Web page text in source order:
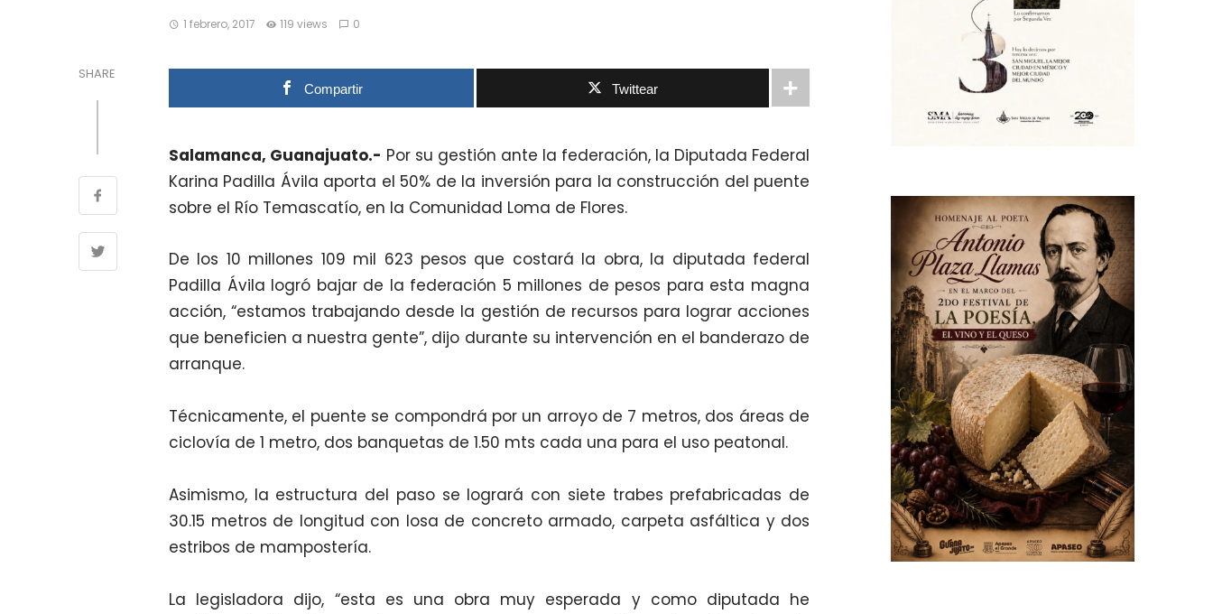
1 febrero, 2017 119 views 0
SHARE
Compartir Twittear
Salamanca, Guanajuato.- Por su gestión ante la federación, la Diputada Federal
Karina Padilla Ávila aporta el 50% de la inversión para la construcción del puente
sobre el Río Temascatío, en la Comunidad Loma de Flores.
De los 10 millones 109 mil 623 pesos que costará la obra, la diputada federal
Padilla Ávila logró bajar de la federación 5 millones de pesos para esta magna
acción, “estamos trabajando desde la gestión de recursos para lograr acciones
que beneficien a nuestra gente”, dijo durante su intervención en el banderazo de
arranque.
Técnicamente, el puente se compondrá por un arroyo de 7 metros, dos áreas de
ciclovía de 1 metro, dos banquetas de 1.50 mts cada una para el uso peatonal.
Asimismo, la estructura del paso se logrará con siete trabes prefabricadas de
30.15 metros de longitud con losa de concreto armado, carpeta asfáltica y dos
estribos de mampostería.
La legisladora dijo, “esta es una obra muy esperada y como diputada he